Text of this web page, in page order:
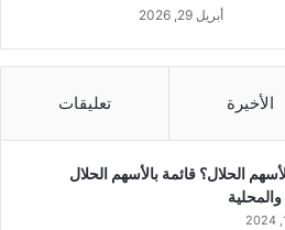
أبريل 29, 2026
الأخيرة تعليقات
الحلال؟ قائمة بالأسهم الحلال
والمحلية